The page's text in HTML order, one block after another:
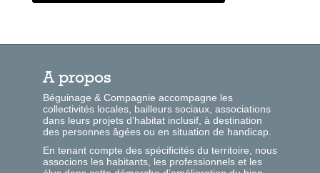
A propos
Béguinage & Compagnie accompagne les
collectivités locales, bailleurs sociaux, associations
dans leurs projets d’habitat inclusif, à destination
des personnes âgées ou en situation de handicap.
En tenant compte des spécificités du territoire, nous
associons les habitants, les professionnels et les